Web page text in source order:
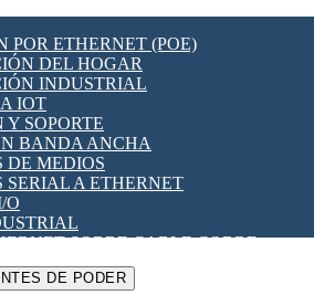
FRECUENCIA [VDF]
- INTERRUPTORES
VARIAS
REED
RELÉ
SÓLIDO SSR
DE POTENCIA
POR ETHERNET (POE)
DEL HOGAR
INDUSTRIAL
IOT
SOPORTE
BANDA ANCHA
DE MEDIOS
SERIAL A ETHERNET
O
SOBRE CABLE COBRE
DE PODER